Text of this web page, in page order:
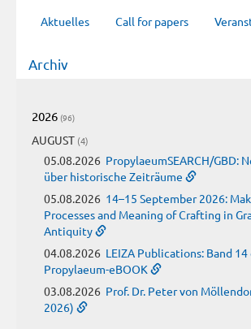
Aktuelles Call for papers
Archiv
2026 (96)
AUGUST (4)
05.08.2026 PropylaeumSEARCH/GBD:
über historische Zeiträume
05.08.2026 14–15 September 2026:
Processes and Meaning of Crafting in
Antiquity
04.08.2026 LEIZA Publications: Band
Propylaeum-eBOOK
03.08.2026 Prof. Dr. Peter von
2026)